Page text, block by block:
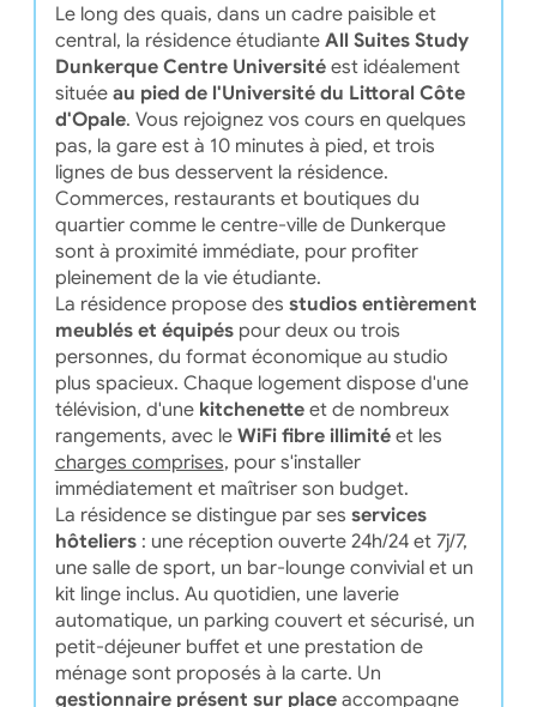
Le long des quais, dans un cadre paisible et
central, la résidence étudiante All Suites Study
Dunkerque Centre Universitéest idéalement
située au pied de l'Université du Littoral Côte
d'Opale. Vous rejoignez vos cours en quelques
pas, la gare est à 10 minutes à pied, et trois
lignes de bus desservent la résidence.
Commerces, restaurants et boutiques du
quartier comme le centre-ville de Dunkerque
sont à proximité immédiate, pour profiter
pleinement de la vie étudiante.
La résidence propose des studios entièrement
meublés et équipéspour deux ou trois
personnes, du format économique au studio
plus spacieux. Chaque logement dispose d'une
télévision, d'une kitchenetteet de nombreux
rangements, avec le WiFi fibre illimitéet les
charges comprises, pour s'installer
immédiatement et maîtriser son budget.
La résidence se distingue par ses services
hôteliers: une réception ouverte 24h/24 et 7j/7,
une salle de sport, un bar-lounge convivial et un
kit linge inclus. Au quotidien, une laverie
automatique, un parking couvert et sécurisé, un
petit-déjeuner buffet et une prestation de
ménage sont proposés à la carte. Un
gestionnaire présent sur placeaccompagne